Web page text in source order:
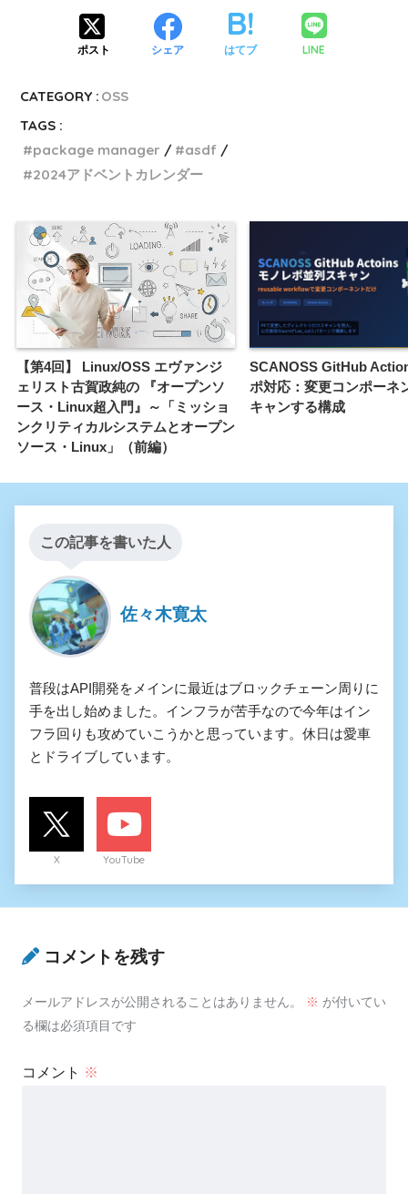
ポスト シェア はてブ LINE
CATEGORY : OSS
TAGS :
package manager
asdf
2024アドベントカレンダー
【第4回】 Linux/OSS エヴァンジ
ェリスト古賀政純の 『オープンソ
ース・Linux超入門』～「ミッショ
ンクリティカルシステムとオープン
ソース・Linux」（前編）
SCANOSS GitHub
ポ対応：変更コンポーネ
キャンする構成
この記事を書いた人
佐々木寛太
普段はAPI開発をメインに最近はブロックチェーン周りに
手を出し始めました。インフラが苦手なので今年はイン
フラ回りも攻めていこうかと思っています。休日は愛車
とドライブしています。
X YouTube
コメントを残す
メールアドレスが公開されることはありません。 ※ が付いてい
る欄は必須項目です
コメント ※